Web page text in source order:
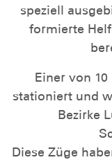
speziell
formierte
Einer von
stationiert und
Bezirke
Diese Züge